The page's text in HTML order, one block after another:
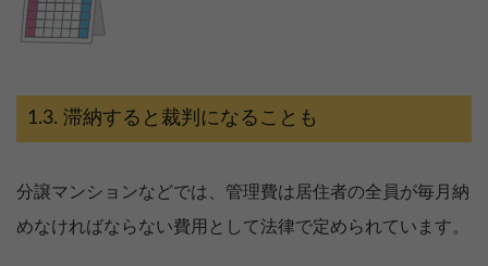
滞納すると裁判になることも
分譲マンションなどでは、管理費は居住者の全員が毎月納
めなければならない費用として法律で定められています。